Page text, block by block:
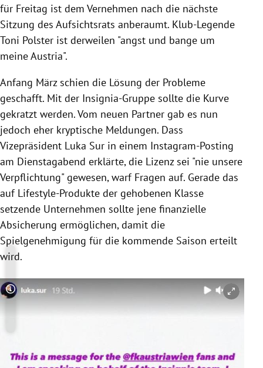
für Freitag ist dem Vernehmen nach die nächste
Sitzung des Aufsichtsrats anberaumt. Klub-Legende
Toni Polster ist derweilen "angst und bange um
meine Austria".
Anfang März schien die Lösung der Probleme
geschafft. Mit der Insignia-Gruppe sollte die Kurve
gekratzt werden. Vom neuen Partner gab es nun
jedoch eher kryptische Meldungen. Dass
Vizepräsident Luka Sur in einem Instagram-Posting
am Dienstagabend erklärte, die Lizenz sei "nie unsere
Verpflichtung" gewesen, warf Fragen auf. Gerade das
auf Lifestyle-Produkte der gehobenen Klasse
setzende Unternehmen sollte jene finanzielle
Absicherung ermöglichen, damit die
Spielgenehmigung für die kommende Saison erteilt
wird.
Copyright-Hinweis öffnen/schließen